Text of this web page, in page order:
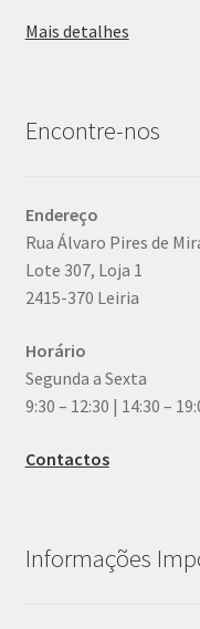
Mais detalhes
Encontre-nos
Endereço
Rua Álvaro Pires de
Lote 307, Loja 1
2415-370 Leiria
Horário
Segunda a Sexta
9:30 – 12:30 | 14:30 –
Contactos
Informações